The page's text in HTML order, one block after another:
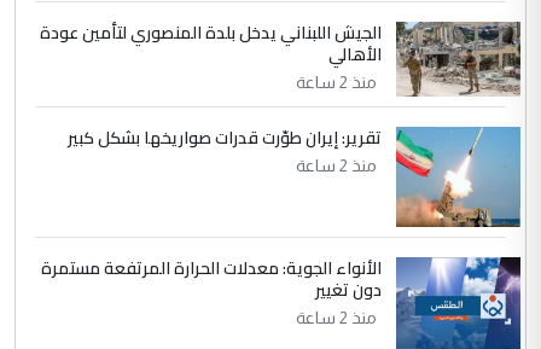
الموضوع :
الجواهري يرد على صدام حسين سل
مضجعيك يابن الزنا (نص كامل)
التعليق : تحياتي لك استاذ حامدتركان. كلام
دقيق ومسؤول؛ فالاستثمار الحقيقي للإنسان
وثروات البلد يعتمد على الكفاءة ...
الموضوع :
بين الإهمال واغتصاب الأرض.. بلاد
الرافدين تعاني الجفاف والتصحر!!
الجيش اللبناني يدخل بلدة المنصوري لتأمين عودة
الأهالي
منذ 2 ساعة
تقرير: إيران طوّرت قدرات صواريخها بشكل كبير
منذ 2 ساعة
الأنواء الجوية: معدلات الحرارة المرتفعة مستمرة
دون تغيير
منذ 2 ساعة